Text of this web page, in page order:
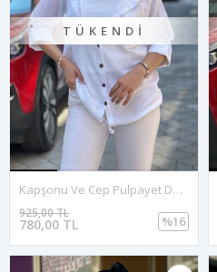
TÜKENDI
Kapşonu Ve Cep Pulpayet Detay Keten Gömlek-Beyaz
780,00 TL
925,00 TL
%16